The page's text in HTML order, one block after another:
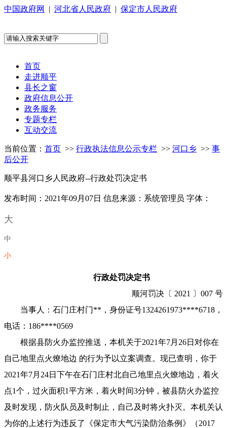
中国政府网 | 河北省人民政府 | 保定市人民政府
首页
走进顺平
县长之窗
政府信息公开
政务服务
专题专栏
互动交流
当前位置： 首页 >> 行政执法信息公示专栏 >> 河口乡 >> 事
后公开
顺平县河口乡人民政府--行政处罚决定书
发布时间：2021年09月07日 信息来源：系统管理员 字体：
大
中
小
行政处罚决定书
顺河罚决〔 2021 〕007 号
当事人：石门庄村门**，身份证号1324261973****6718，
电话：186****0569
根据县防火办监控推送，本机关于2021年7月26日对你在
自己地里点火燎地边 的行为予以立案调查。现已查明，你于
2021年7月24日下午在石门庄村北自己地里点火燎地边，着火
点1个，过火面积1平方米，着火时间3分钟，被县防火办监控
及时发现，防火队员及时制止，自己及时将火扑灭。本机关认
为你的上述行为违反了《保定市大气污染防治条例》（2017